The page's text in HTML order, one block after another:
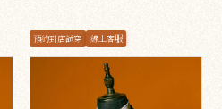
預約到店試穿 線上客服